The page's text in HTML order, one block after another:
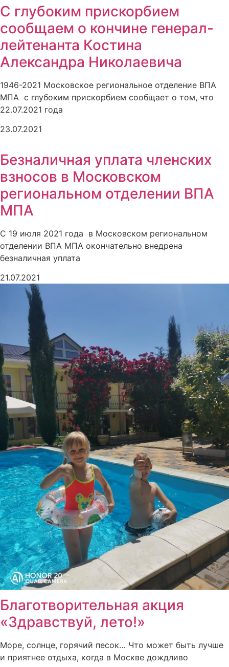
С глубоким прискорбием
сообщаем о кончине генерал-
лейтенанта Костина
Александра Николаевича
1946-2021 Московское региональное отделение ВПА
МПА с глубоким прискорбием сообщает о том, что
22.07.2021 года
23.07.2021
Безналичная уплата членских
взносов в Московском
региональном отделении ВПА
МПА
С 19 июля 2021 года в Московском региональном
отделении ВПА МПА окончательно внедрена
безналичная уплата
21.07.2021
Благотворительная акция
«Здравствуй, лето!»
Море, солнце, горячий песок… Что может быть лучше
и приятнее отдыха, когда в Москве дождливо